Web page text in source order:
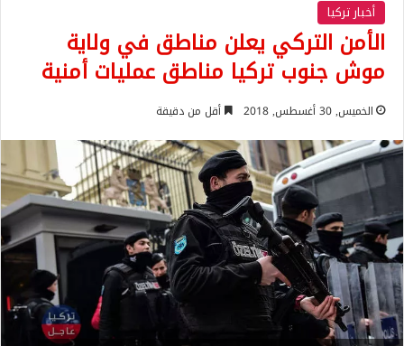
أخبار تركيا
الأمن التركي يعلن مناطق في ولاية
موش جنوب تركيا مناطق عمليات أمنية
الخميس, 30 أغسطس, 2018 أقل من دقيقة